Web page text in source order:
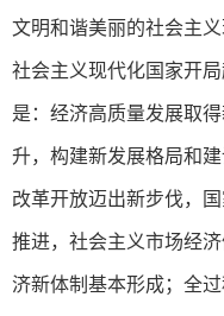
文明和谐美丽的社会主
社会主义现代化国家开
是：经济高质量发展取
升，构建新发展格局和
改革开放迈出新步伐，
推进，社会主义市场经
济新体制基本形成；全